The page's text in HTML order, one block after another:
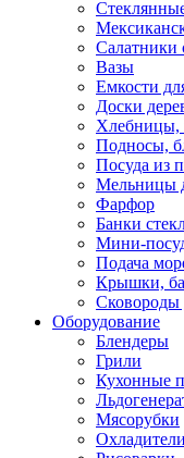
Салатники
Вазы
Емкости
Доски
Хлебницы,
Подносы,
Посуда из
Мельницы
Фарфор
Банки
Мини-
Подача
Крышки,
Сковороды
Оборудование
Блендеры
Грили
Кухонные
Мясорубки
Охладители